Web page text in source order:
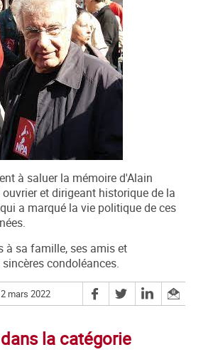
à saluer la mémoire d'Alain
et dirigeant historique de la
qui a marqué la vie politique de ces
à sa famille, ses amis et
condoléances.
mars 2022
la catégorie